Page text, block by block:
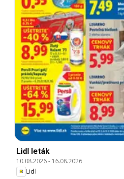
Lidl leták
10.08.2026- 16.08.2026
Lidl